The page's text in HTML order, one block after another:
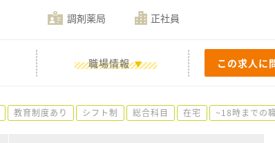
調剤薬局 正社員
職場情報 この求人に
教育制度あり シフト制 総合科目 在宅 ~18時までの